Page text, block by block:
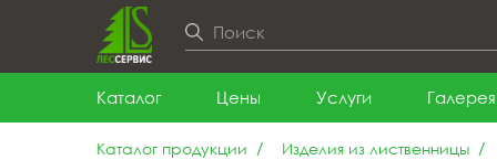
Каталог Цены Услуги Галерея
Каталог продукции Изделия из лиственницы